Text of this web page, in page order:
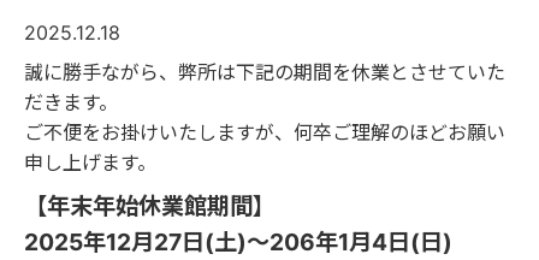
2025.12.18
誠に勝手ながら、弊所は下記の期間を休業とさせていた
だきます。
ご不便をお掛けいたしますが、何卒ご理解のほどお願い
申し上げます。
【年末年始休業館期間】
2025年12月27日(土)～206年1月4日(日)